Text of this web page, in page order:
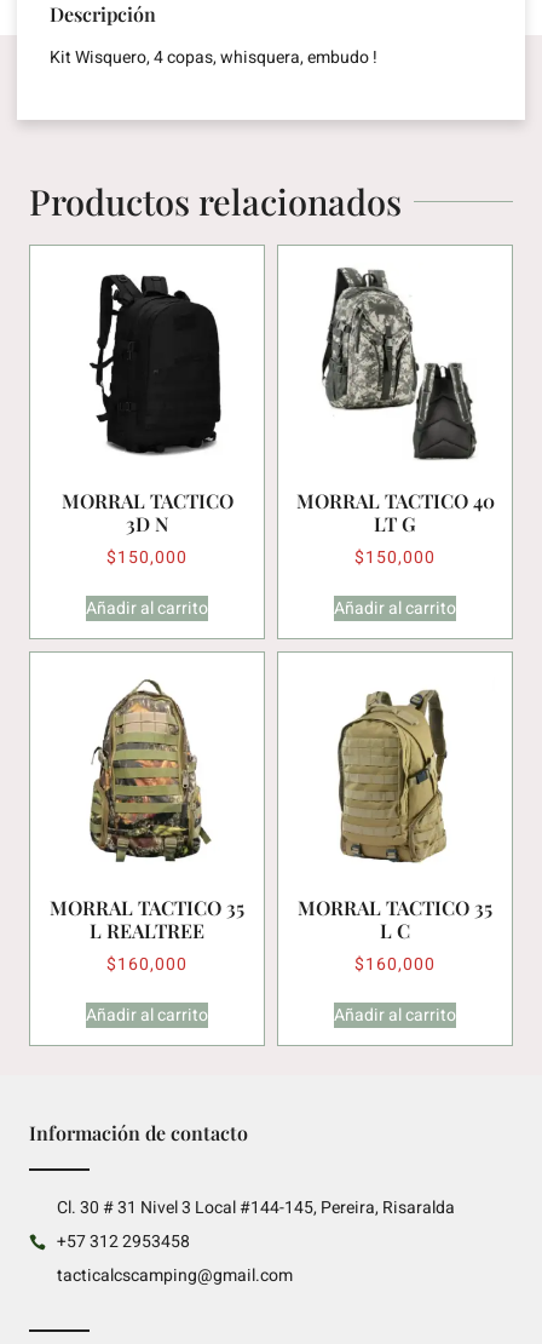
Descripción
Kit Wisquero, 4 copas, whisquera, embudo !
Productos relacionados
MORRAL TACTICO
3D N
$150,000
Añadir al carrito
MORRAL TACTICO 40
LT G
$150,000
Añadir al carrito
MORRAL TACTICO 35
L REALTREE
$160,000
Añadir al carrito
MORRAL TACTICO 35
L C
$160,000
Añadir al carrito
Información de contacto
Cl. 30 # 31 Nivel 3 Local #144-145, Pereira, Risaralda
+57 312 2953458
tacticalcscamping@gmail.com